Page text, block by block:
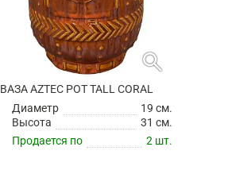
search
ВАЗА AZTEC POT TALL CORAL
Диаметр
19 см.
Высота
31 см.
Продается по
2 шт.